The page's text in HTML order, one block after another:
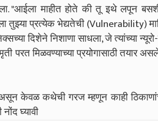
"आईला माहीत होते की तू इथे लपून
तुझ्या प्रत्येक भेद्यतेची (Vulnerability)
दिशेने निशाणा साधला, जे त्यांच्या
परत मिळवण्याच्या प्रयोगासाठी तयार
केवळ कथेची गरज म्हणून काही
घ्यावी